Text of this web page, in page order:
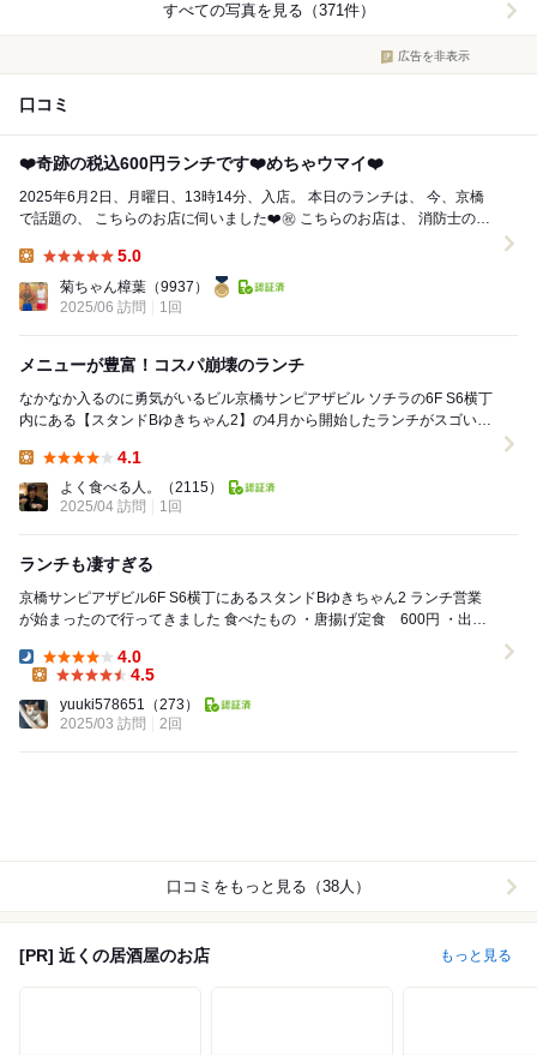
すべての写真を見る（371件）
広告を非表示
口コミ
❤️奇跡の￼税込600円ランチです❤️めちゃウマイ❤️
2025年6月2日、月曜日、13時14分、入店。 本日のランチは、 今、京橋
で話題の、 こちらのお店に伺いました❤️㊗️ こちらのお店は、 消防士の幹
5.0
菊ちゃん樟葉 （9937）
2025/06 訪問
1回
メニューが豊富！コスパ崩壊のランチ
なかなか入るのに勇気がいるビル京橋サンピアザビル ソチラの6F S6横丁
内にある【スタンドBゆきちゃん2】の4月から開始したランチがスゴいと
4.1
よく食べる人。
（2115）
2025/04 訪問
1回
ランチも凄すぎる
京橋サンピアザビル6F S6横丁にあるスタンドBゆきちゃん2 ランチ営業
が始まったので行ってきました 食べたもの ・唐揚げ定食 600円 ・出汁
Dinner:
4.0
4.5
yuuki578651 （273）
2025/03 訪問
2回
口コミをもっと見る（38人）
[PR] 近くの居酒屋のお店 もっと見る